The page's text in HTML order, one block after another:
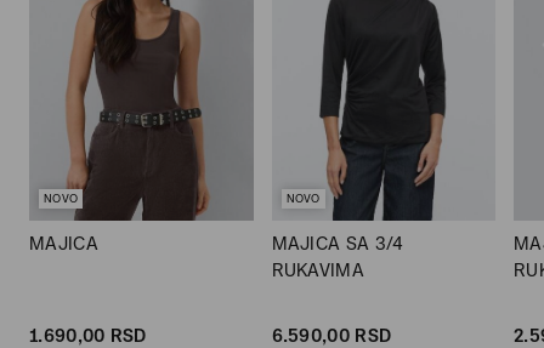
NOVO
MAJICA
1.690,00 RSD
NOVO
MAJICA SA 3/4
RUKAVIMA
6.590,00 RSD